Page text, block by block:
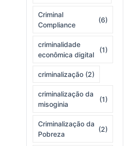
Criminal
Compliance
(6)
criminalidade
econômica digital
(1)
criminalização (2)
criminalização da
misoginia
(1)
Criminalização da
Pobreza
(2)